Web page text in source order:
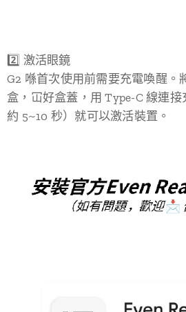
2️⃣ 激活眼鏡
G2 喺首次使用前需要充電喚醒。
盒，冚好盒蓋，用 Type-C 線連
約 5~10 秒）就可以激活裝置。